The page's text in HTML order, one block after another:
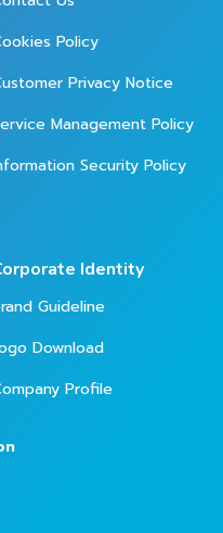
Policy
Privacy Notice
Management Policy
Security Policy
Identity
Guideline
Download
Profile